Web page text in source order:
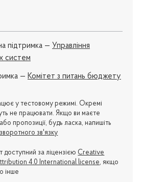
підтримка — Управління
систем
— Комітет з питань бюджету
у тестовому режимі. Окремі
не працювати. Якщо ви маєте
пропозиції, будь ласка, напишіть
зв'язку
доступний за ліцензією Creative
4.0 International license, якщо
інше